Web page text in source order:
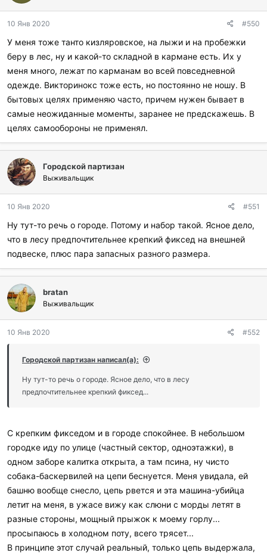
10 Янв 2020 #550
У меня тоже танто кизляровское, на лыжи и на пробежки
беру в лес, ну и какой-то складной в кармане есть. Их у
меня много, лежат по карманам во всей повседневной
одежде. Викторинокс тоже есть, но постоянно не ношу. В
бытовых целях применяю часто, причем нужен бывает в
самые неожиданные моменты, заранее не предскажешь. В
целях самообороны не применял.
Городской партизан
Выживальщик
10 Янв 2020 #551
Ну тут-то речь о городе. Потому и набор такой. Ясное дело,
что в лесу предпочтительнее крепкий фиксед на внешней
подвеске, плюс пара запасных разного размера.
bratan
Выживальщик
10 Янв 2020 #552
Городской партизан написал(а):
Ну тут-то речь о городе. Ясное дело, что в лесу
предпочтительнее крепкий фиксед...
С крепким фикседом и в городе спокойнее. В небольшом
городке иду по улице (частный сектор, одноэтажки), в
одном заборе калитка открыта, а там псина, ну чисто
собака-баскервилей на цепи беснуется. Меня увидала, ей
башню вообще снесло, цепь рвется и эта машина-убийца
летит на меня, в ужасе вижу как слюни с морды летят в
разные стороны, мощный прыжок к моему горлу...
просыпаюсь в холодном поту, всего трясет...
В принципе этот случай реальный, только цепь выдержала,